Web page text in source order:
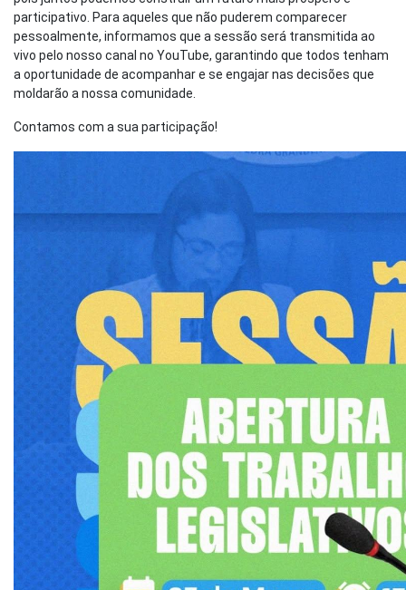
participativo. Para aqueles que não puderem comparecer
pessoalmente, informamos que a sessão será transmitida ao
vivo pelo nosso canal no YouTube, garantindo que todos tenham
a oportunidade de acompanhar e se engajar nas decisões que
moldarão a nossa comunidade.
Contamos com a sua participação!